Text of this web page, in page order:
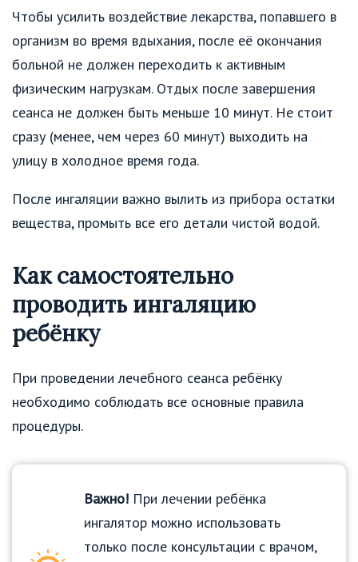
Чтобы усилить воздействие лекарства, попавшего в
организм во время вдыхания, после её окончания
больной не должен переходить к активным
физическим нагрузкам. Отдых после завершения
сеанса не должен быть меньше 10 минут. Не стоит
сразу (менее, чем через 60 минут) выходить на
улицу в холодное время года.
После ингаляции важно вылить из прибора остатки
вещества, промыть все его детали чистой водой.
Как самостоятельно
проводить ингаляцию
ребёнку
При проведении лечебного сеанса ребёнку
необходимо соблюдать все основные правила
процедуры.
Важно! При лечении ребёнка
ингалятор можно использовать
только после консультации с врачом,